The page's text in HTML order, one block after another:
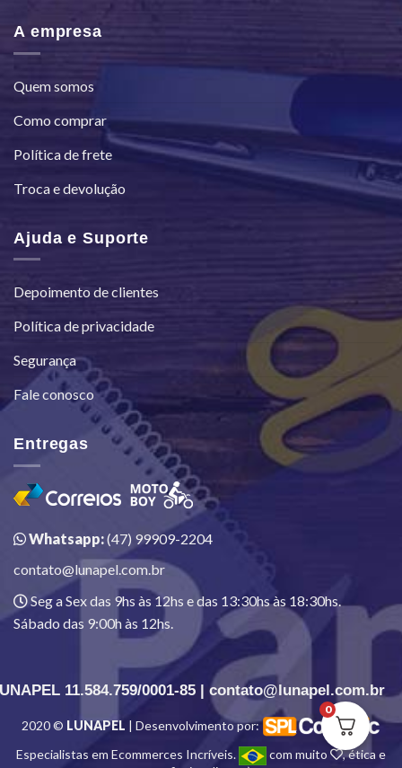
A empresa
Quem somos
Como comprar
Política de frete
Troca e devolução
Ajuda e Suporte
Depoimento de clientes
Política de privacidade
Segurança
Fale conosco
Entregas
Whatsapp:(47) 99909-2204
contato@lunapel.com.br
Seg a Sex das 9hs às 12hs e das 13:30hs às 18:30hs.
Sábado das 9:00h às 12hs.
11.584.759/0001-85 | contato@lunapel.com.br
2020 © LUNAPEL | Desenvolvimento por:
Especialistas em Ecommerces Incríveis.
com muito
, ética e
0